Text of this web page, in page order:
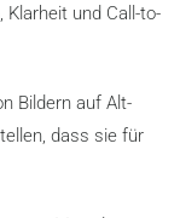
und Call-to-
Bildern auf Alt-
dass sie für